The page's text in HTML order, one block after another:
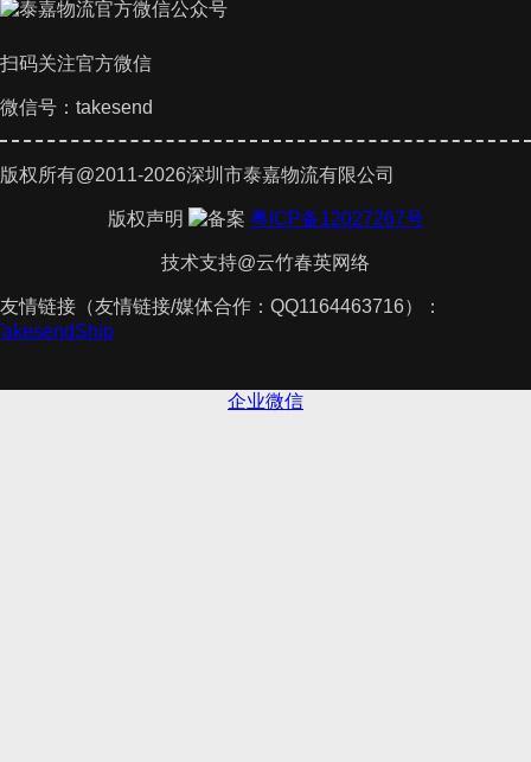
扫码关注官方微信
微信号：takesend
版权所有@2011-2026深圳市泰嘉物流有限公司
版权声明 粤ICP备12027267号
技术支持@云竹春英网络
友情链接（友情链接/媒体合作：QQ1164463716）：
TakesendShip
企业微信